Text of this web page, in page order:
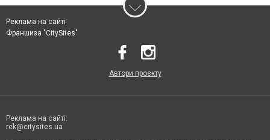
Реклама на сайті
Франшиза "CitySites"
Автори проєкту
Реклама на сайті:
rek@citysites.ua